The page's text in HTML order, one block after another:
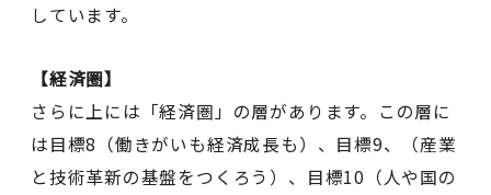
しています。
【経済圏】
さらに上には「経済圏」の層があります。この層に
は目標8（働きがいも経済成長も）、目標9、（産業
と技術革新の基盤をつくろう）、目標10（人や国の